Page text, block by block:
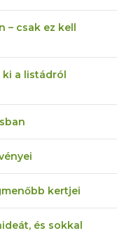
– csak ez kell
ki a listádról
kertjei
és sokkal